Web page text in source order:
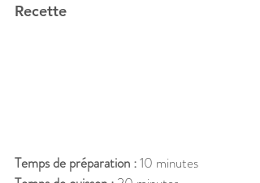
Recette
Temps de préparation : 10 minutes